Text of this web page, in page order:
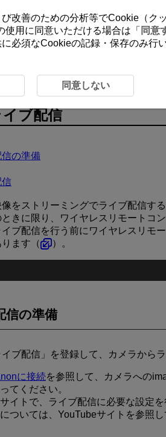
イブ配信
信の準備
信
をストリーミングでライブ配信す
ときに限り、ワイヤレスリモートコ
ブ配信を行う前にワイヤレスリモ
ます（
）。
信の準備
イブ配信 」を登録して、カメラから
に接続を参照して、カメラへの
てください。
イトで、ライブ配信に必要な設定
ついては、YouTubeサイトを参照
改善のための分析等でCookie（ク
用に同意いただける場合は「 同意
必須なCookieの記録・保存のみ行
同意しない